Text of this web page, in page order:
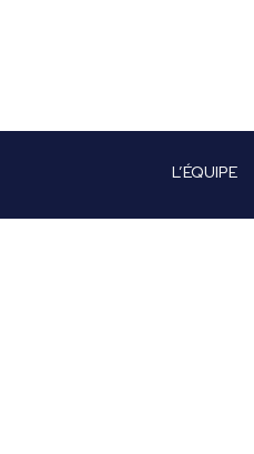
L’ÉQUIPE